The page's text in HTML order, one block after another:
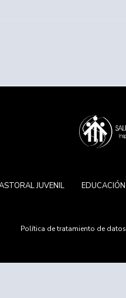
JUVENIL EDUCACIÓN
Política de tratamiento de datos